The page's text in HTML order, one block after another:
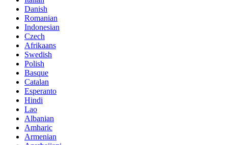
Danish
Romanian
Indonesian
Czech
Afrikaans
Swedish
Polish
Basque
Catalan
Esperanto
Hindi
Lao
Albanian
Amharic
Armenian